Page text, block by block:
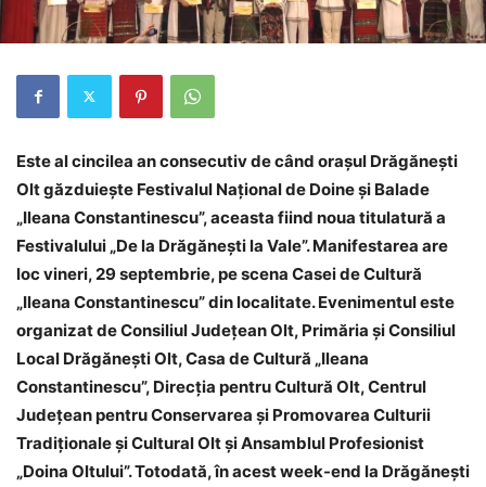
Este al cincilea an consecutiv de când oraşul Drăgăneşti
Olt găzduieşte Festivalul Naţional de Doine şi Balade
„Ileana Constantinescu”, aceasta fiind noua titulatură a
Festivalului „De la Drăgăneşti la Vale”. Manifestarea are
loc vineri, 29 septembrie, pe scena Casei de Cultură
„Ileana Constantinescu” din localitate. Evenimentul este
organizat de Consiliul Judeţean Olt, Primăria şi Consiliul
Local Drăgăneşti Olt, Casa de Cultură „Ileana
Constantinescu”, Direcţia pentru Cultură Olt, Centrul
Judeţean pentru Conservarea şi Promovarea Culturii
Tradiţionale şi Cultural Olt şi Ansamblul Profesionist
„Doina Oltului”. Totodată, în acest week-end la Drăgăneşti